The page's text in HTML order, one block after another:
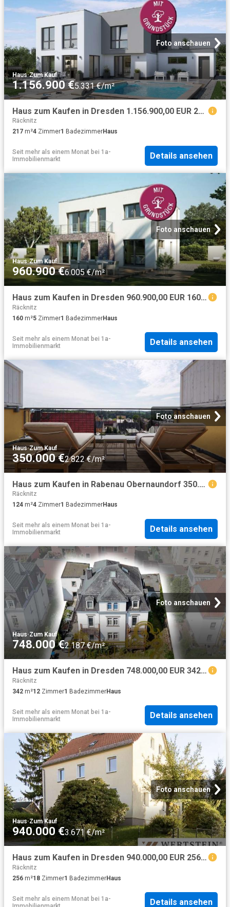
Foto anschauen
Haus·Zum Kauf
1.156.900 €5.331 €/m²
Haus zum Kaufen in Dresden 1.156.900,00 EUR 217 m²
Räcknitz
217 m²4 Zimmer1 BadezimmerHaus
Seit mehr als einem Monat bei 1a-
Immobilienmarkt
Details ansehen
Foto anschauen
Haus·Zum Kauf
960.900 €6.005 €/m²
Haus zum Kaufen in Dresden 960.900,00 EUR 160 m²
Räcknitz
160 m²5 Zimmer1 BadezimmerHaus
Seit mehr als einem Monat bei 1a-
Immobilienmarkt
Details ansehen
Foto anschauen
Haus·Zum Kauf
350.000 €2.822 €/m²
Haus zum Kaufen in Rabenau Obernaundorf 350.000,00 EUR 124 m²
Räcknitz
124 m²4 Zimmer1 BadezimmerHaus
Seit mehr als einem Monat bei 1a-
Immobilienmarkt
Details ansehen
Foto anschauen
Haus·Zum Kauf
748.000 €2.187 €/m²
Haus zum Kaufen in Dresden 748.000,00 EUR 342 m²
Räcknitz
342 m²12 Zimmer1 BadezimmerHaus
Seit mehr als einem Monat bei 1a-
Immobilienmarkt
Details ansehen
Foto anschauen
Haus·Zum Kauf
940.000 €3.671 €/m²
Haus zum Kaufen in Dresden 940.000,00 EUR 256 m²
Räcknitz
256 m²18 Zimmer1 BadezimmerHaus
Seit mehr als einem Monat bei 1a-
Details ansehen